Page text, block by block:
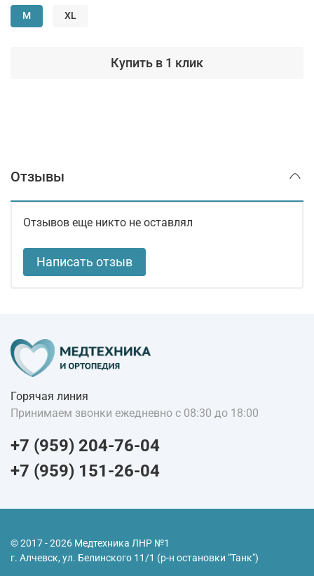
Купить в 1 клик
M XL
Отзывы
Отзывов еще никто не оставлял
Написать отзыв
Горячая линия
Принимаем звонки ежедневно с 08:30 до 18:00
+7 (959) 204-76-04
+7 (959) 151-26-04
© 2017 - 2026 Медтехника ЛНР №1
г. Алчевск, ул. Белинского 11/1 (р-н остановки "Танк")